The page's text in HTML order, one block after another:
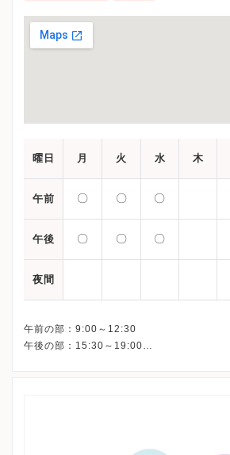
曜日 月 火 水 木
午前 〇 〇 〇
午後 〇 〇 〇
夜間
午前の部：9:00～12:30
午後の部：15:30～19:00